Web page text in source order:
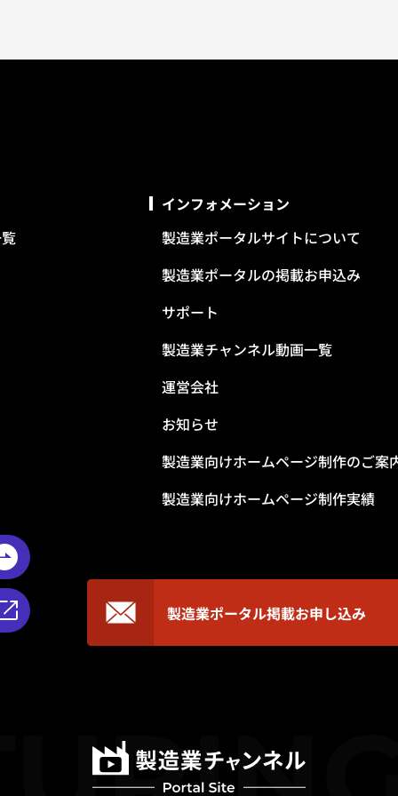
インフォメーション
製造業ポータルサイトについて
製造業ポータルの掲載お申込み
サポート
製造業チャンネル動画一覧
運営会社
お知らせ
製造業向けホームページ制作のご案
製造業向けホームページ制作実績
製造業ポータル掲載お申し込み